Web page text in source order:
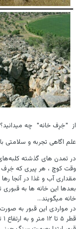
از "خِرِف خانه" چه میدانید؟
علم اگاهی تجربه و سلامتی
در تمدن های گذشته
وقت کوچ ، ﻫﺮ ﭘﯿﺮﯼ ﮐﻪ خِرِﻑ ﻭ
ﻣﻘﺪﺍﺭﯼ ﺁﺏ ﻭ ﻏﺬﺍ ﺩﺭ ﺁﻧﺠﺎ رها
بعدها این خانه ها به
خانه میگویند...
در مواردی این قبور به